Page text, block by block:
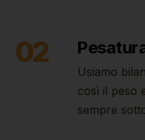
02
Usiamo
così il peso
sempre